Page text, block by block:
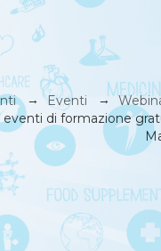
→Eventi →
eventi di formazione